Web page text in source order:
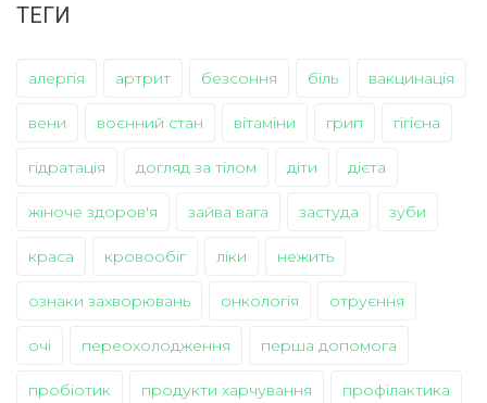
ТЕГИ
алергія артрит безсоння біль вакцинація
вени воєнний стан вітаміни грип гігієна
гідратація догляд за тілом діти дієта
жіноче здоров'я зайва вага застуда зуби
краса кровообіг ліки нежить
ознаки захворювань онкологія отруєння
очі переохолодження перша допомога
пробіотик продукти харчування профілактика